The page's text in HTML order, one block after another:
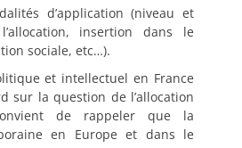
d’application (niveau et
insertion dans le
sociale, etc…).
et intellectuel en France
sur la question de l’allocation
de rappeler que la
en Europe et dans le